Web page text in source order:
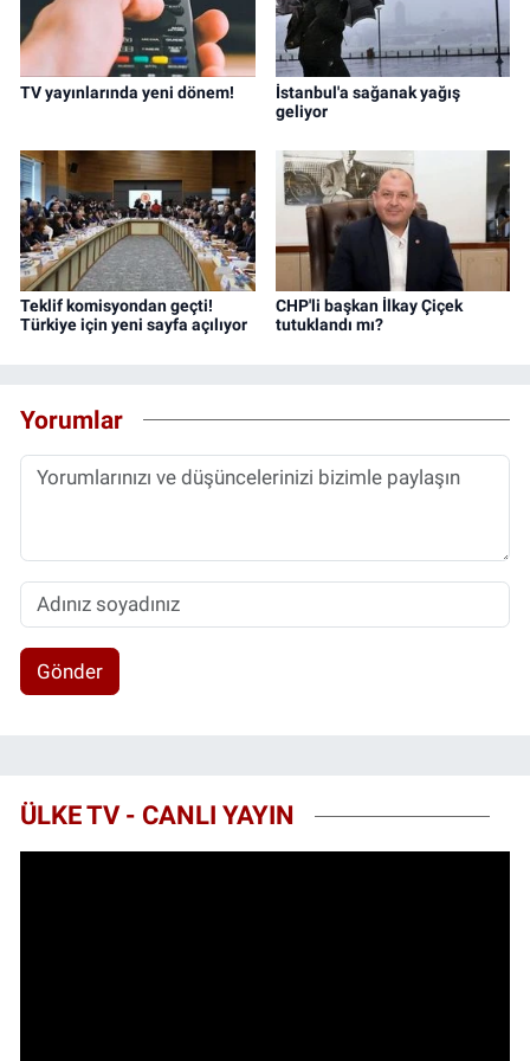
TV yayınlarında yeni dönem!
İstanbul'a sağanak yağış
geliyor
Teklif komisyondan geçti!
Türkiye için yeni sayfa açılıyor
CHP'li başkan İlkay Çiçek
tutuklandı mı?
Yorumlar
Gönder
ÜLKE TV - CANLI YAYIN